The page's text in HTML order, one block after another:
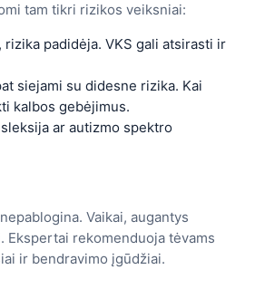
tam tikri rizikos veiksniai:
padidėja. VKS gali atsirasti ir
siejami su didesne rizika. Kai
kalbos gebėjimus.
ar autizmo spektro
Vaikai, augantys
Ekspertai rekomenduoja tėvams
ir bendravimo įgūdžiai.